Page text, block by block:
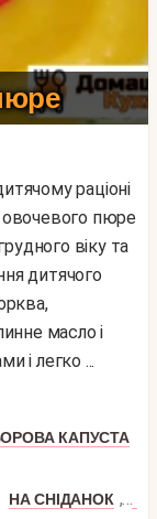
пюре
віку та
дитячого
масло і
і легко ...
КАПУСТА
НА СНІДАНОК ,